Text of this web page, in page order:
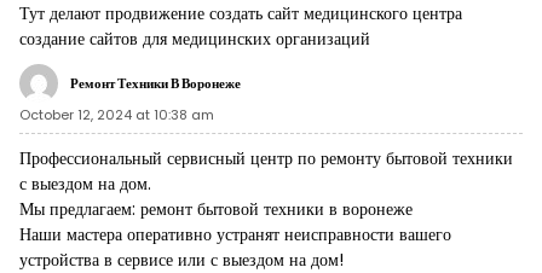
Тут делают продвижение создать сайт медицинского центра
создание сайтов для медицинских организаций
Ремонт Техники В Воронеже
October 12, 2024 at 10:38 am
Профессиональный сервисный центр по ремонту бытовой техники
с выездом на дом.
Мы предлагаем: ремонт бытовой техники в воронеже
Наши мастера оперативно устранят неисправности вашего
устройства в сервисе или с выездом на дом!